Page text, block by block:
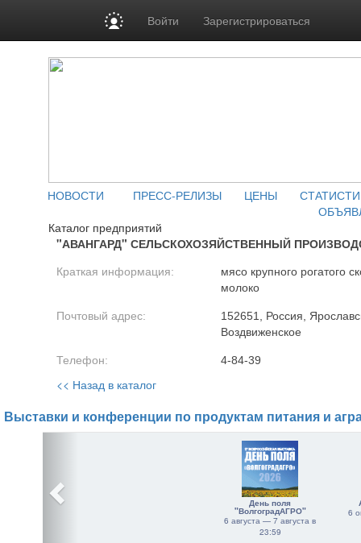
Войти Зарегистрироваться
НОВОСТИ ПРЕСС-РЕЛИЗЫ ЦЕНЫ
Каталог предприятий
"АВАНГАРД" СЕЛЬСКОХОЗЯЙСТВЕННЫЙ
Краткая информация:
мясо крупного рогатого
молоко
Почтовый адрес:
152651, Россия,
Воздвиженское
Телефон: 4-84-39
<< Назад в каталог
Выставки и конференции по продуктам питания и
День поля
"ВолгоградАГРО"
6 августа — 7 августа в
23:59
6